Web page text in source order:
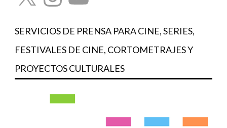
SERVICIOS DE PRENSA PARA CINE, SERIES,
FESTIVALES DE CINE, CORTOMETRAJES Y
PROYECTOS CULTURALES